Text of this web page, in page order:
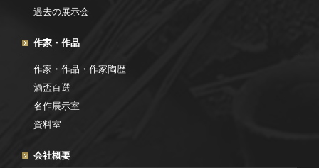
過去の展示会
作家・作品
作家・作品・作家陶歴
酒盃百選
名作展示室
資料室
会社概要